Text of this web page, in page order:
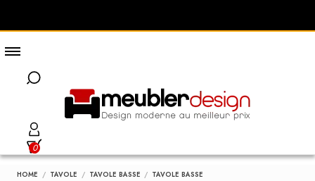
0
HOME TAVOLE TAVOLE BASSE TAVOLE BASSE